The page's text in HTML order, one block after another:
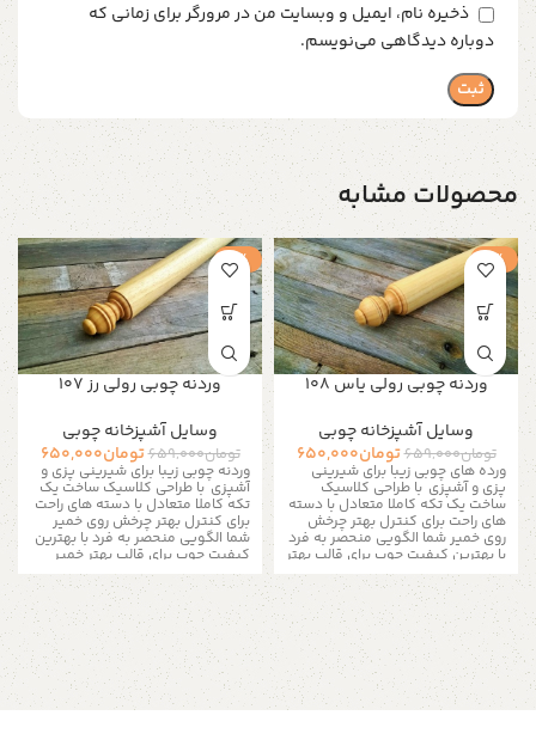
ذخیره نام، ایمیل و وبسایت من در مرورگر برای زمانی که
دوباره دیدگاهی می‌نویسم.
محصولات مشابه
-1%
وردنه چوبی رولی یاس 108
وسایل آشپزخانه چوبی
تومان659,000تومان650,000
ورده های چوبی زیبا برای شیرینی
پزی و آشپزی با طراحی کلاسیک
ساخت یک تکه کاملا متعادل با دسته
های راحت برای کنترل بهتر چرخش
روی خمیر شما الگویی منحصر به فرد
با بهترین کیفیت چوب برای قالب بهتر
خمیر های شما این وردنه علاوه بر
کاربرد در آشپزی جایگاهی زیبا در
آشپزخانه شما پیدا خواهد کرد با
پیشرفت تکنولوژی، تنوع در ابزار
شیرینی پزی هر روز بیشتر می شه.
داشتن خیلی از این وسیله ها برای
شیرینی پزی خونگی ضروری نیست و
با فضای کوچیک آشپزخونه ها،
مجبوریم بین گزینه ها انتخاب
-1%
وردنه چوبی رولی رز 107
وسایل آشپزخانه چوبی
تومان659,000تومان650,000
وردنه چوبی زیبا برای شیرینی پزی و
آشپزی با طراحی کلاسیک ساخت یک
تکه کاملا متعادل با دسته های راحت
برای کنترل بهتر چرخش روی خمیر
شما الگویی منحصر به فرد با بهترین
کیفیت چوب برای قالب بهتر خمیر
های شما این وردنه علاوه بر کاربرد در
آشپزی جایگاهی زیبا در آشپزخانه
شما پیدا خواهد کرد با پیشرفت
تکنولوژی، تنوع در ابزار شیرینی پزی
هر روز بیشتر می شه. داشتن خیلی از
این وسیله ها برای شیرینی پزی
خونگی ضروری نیست و با فضای
کوچیک آشپزخونه ها، مجبوریم بین
گزینه ها انتخاب درستی داشته